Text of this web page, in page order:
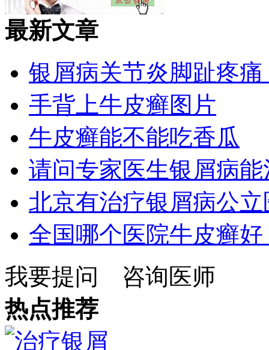
最新文章
银屑病关节炎脚趾疼
手背上牛皮癣图片
牛皮癣能不能吃香瓜
请问专家医生银屑病
北京有治疗银屑病公
全国哪个医院牛皮癣
我要提问
咨询医师
热点推荐